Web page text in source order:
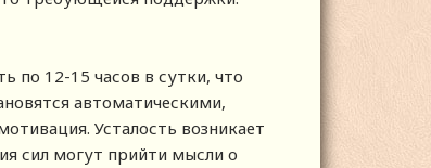
по 12-15 часов в сутки, что
автоматическими,
Усталость возникает
сил могут прийти мысли о